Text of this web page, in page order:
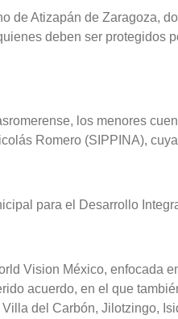
de Atizapán de Zaragoza,
deben ser
los menores
Romero (SIPPINA),
para el Desarrollo
Vision México, enfocada
acuerdo, en el que
del Carbón, Jilotzingo,